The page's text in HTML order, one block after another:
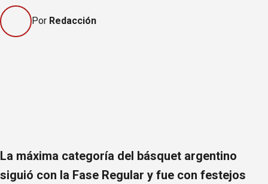
Por Redacción
La máxima categoría del básquet argentino
siguió con la Fase Regular y fue con festejos